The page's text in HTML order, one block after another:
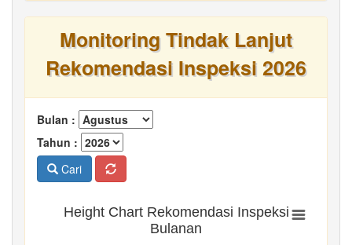
Monitoring Tindak Lanjut
Rekomendasi Inspeksi 2026
Bulan :
Tahun :
Cari
Height Chart Rekomendasi Inspeksi
Bulanan